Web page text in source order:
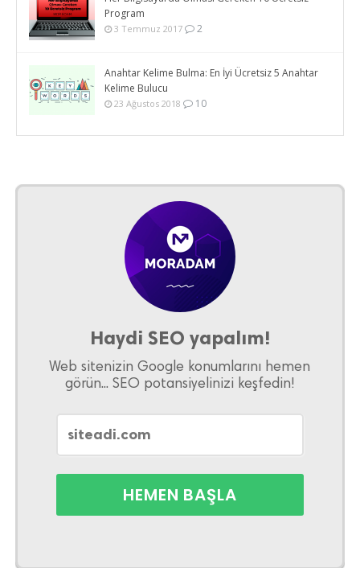
Program
3 Temmuz 2017 2
Anahtar Kelime Bulma: En İyi Ücretsiz 5 Anahtar
Kelime Bulucu
23 Ağustos 2018 10
Haydi SEO yapalım!
Web sitenizin Google konumlarını hemen
görün... SEO potansiyelinizi keşfedin!